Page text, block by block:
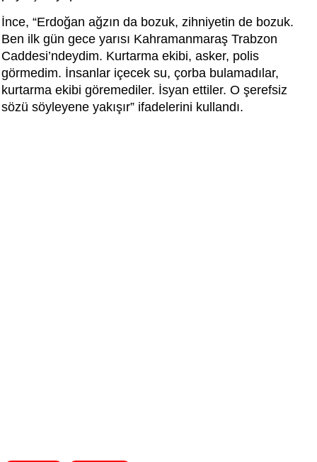
İnce, “Erdoğan ağzın da bozuk, zihniyetin de bozuk.
Ben ilk gün gece yarısı Kahramanmaraş Trabzon
Caddesi’ndeydim. Kurtarma ekibi, asker, polis
görmedim. İnsanlar içecek su, çorba bulamadılar,
kurtarma ekibi göremediler. İsyan ettiler. O şerefsiz
sözü söyleyene yakışır” ifadelerini kullandı.